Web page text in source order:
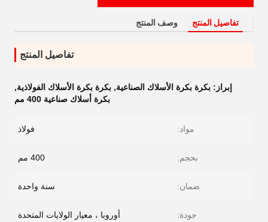
تفاصيل المنتج وصف المنتج
تفاصيل المنتج
إبراز: بكرة بكرة الأسلاك الصناعية, بكرة بكرة الأسلاك الفولاذية,
بكرة أسلاك صناعية 400 مم
مواد: فولاذ
بحجم: 400 مم
ضمان: سنة واحدة
جودة: أوروبا ، معيار الولايات المتحدة